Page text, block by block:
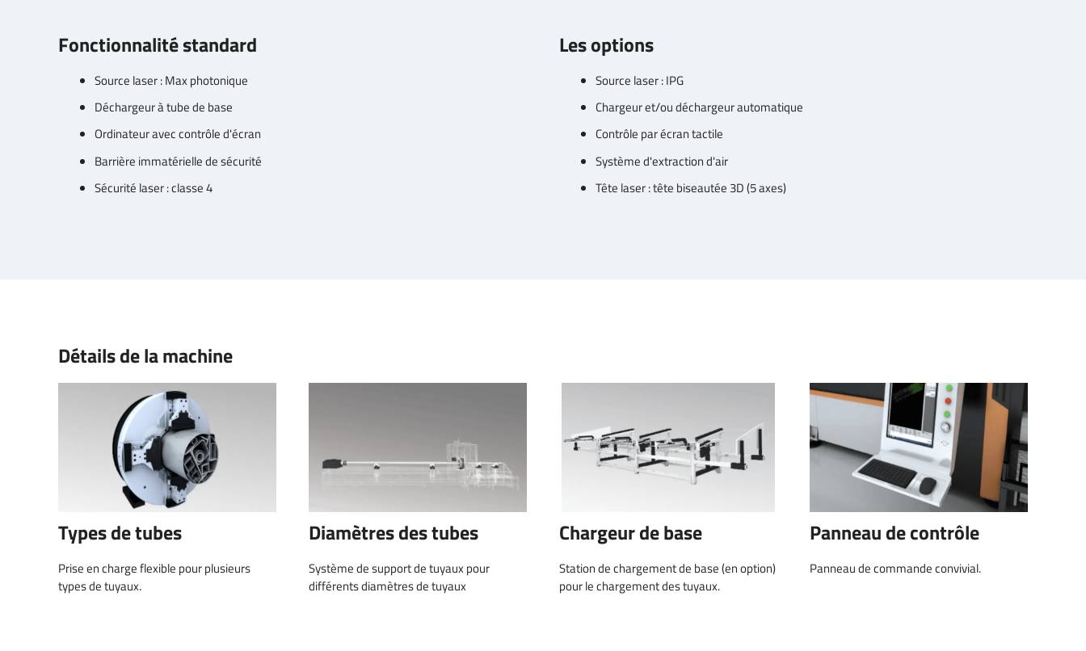
Fonctionnalité standard
Source laser : Max photonique
Déchargeur à tube de base
Ordinateur avec contrôle d'écran
Barrière immatérielle de sécurité
Sécurité laser : classe 4
Les options
Source laser : IPG
Chargeur et/ou déchargeur automatique
Contrôle par écran tactile
Système d'extraction d'air
Tête laser : tête biseautée 3D (5 axes)
Détails de la machine
Types de tubes
Prise en charge flexible pour plusieurs
types de tuyaux.
Diamètres des tubes
Système de support de tuyaux pour
différents diamètres de tuyaux
Chargeur de base
Station de chargement de base (en option)
pour le chargement des tuyaux.
Panneau de contrôle
Panneau de commande convivial.